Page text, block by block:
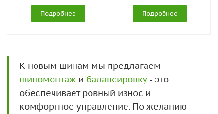
Подробнее Подробнее
К новым шинам мы предлагаем
шиномонтаж и балансировку- это
обеспечивает ровный износ и
комфортное управление. По желанию